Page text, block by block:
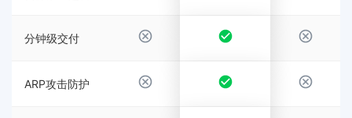
分钟级交付
ARP攻击防护